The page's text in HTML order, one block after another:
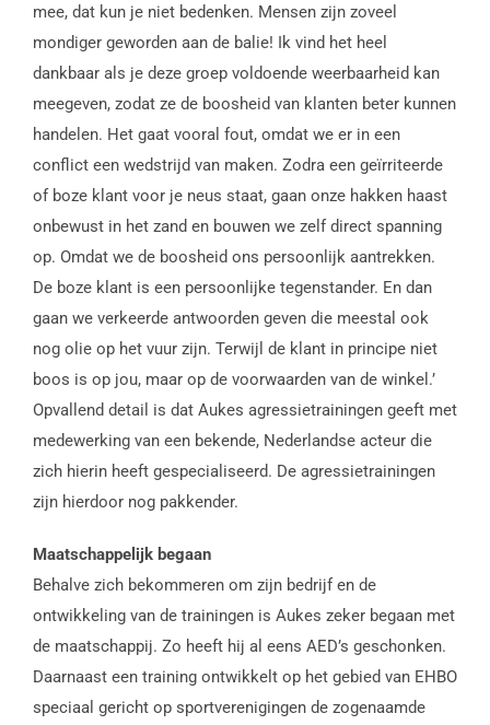
mee, dat kun je niet bedenken. Mensen zijn zoveel
mondiger geworden aan de balie! Ik vind het heel
dankbaar als je deze groep voldoende weerbaarheid kan
meegeven, zodat ze de boosheid van klanten beter kunnen
handelen. Het gaat vooral fout, omdat we er in een
conflict een wedstrijd van maken. Zodra een geïrriteerde
of boze klant voor je neus staat, gaan onze hakken haast
onbewust in het zand en bouwen we zelf direct spanning
op. Omdat we de boosheid ons persoonlijk aantrekken.
De boze klant is een persoonlijke tegenstander. En dan
gaan we verkeerde antwoorden geven die meestal ook
nog olie op het vuur zijn. Terwijl de klant in principe niet
boos is op jou, maar op de voorwaarden van de winkel.’
Opvallend detail is dat Aukes agressietrainingen geeft met
medewerking van een bekende, Nederlandse acteur die
zich hierin heeft gespecialiseerd. De agressietrainingen
zijn hierdoor nog pakkender.
Maatschappelijk begaan
Behalve zich bekommeren om zijn bedrijf en de
ontwikkeling van de trainingen is Aukes zeker begaan met
de maatschappij. Zo heeft hij al eens AED’s geschonken.
Daarnaast een training ontwikkelt op het gebied van EHBO
speciaal gericht op sportverenigingen de zogenaamde